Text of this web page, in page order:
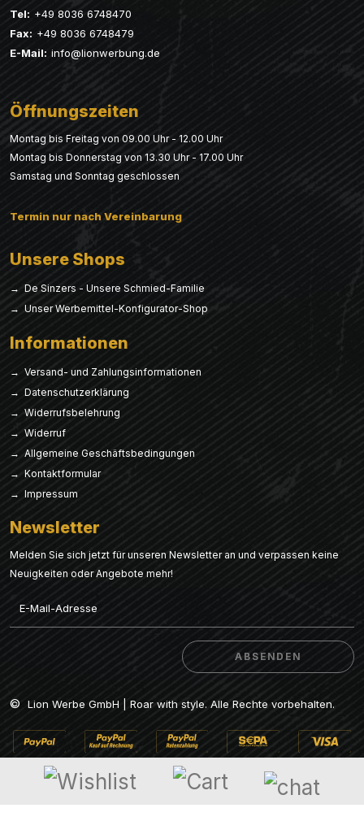
Tel: +49 8036 6748470
Fax: +49 8036 6748479
E-Mail: info@lionwerbung.de
Öffnungszeiten
Montag bis Freitag von 09.00 Uhr - 12.00 Uhr
Montag bis Donnerstag von 13.30 Uhr - 17.00 Uhr
Samstag und Sonntag geschlossen
Termin nur nach Vereinbarung
Unsere Shops
→ De Sinzers - Unsere Schmied-Familie
→ Unser Werbemittel-Konfigurator-Shop
Informationen
→ Versand- und Zahlungsinformationen
→ Datenschutzerklärung
→ Widerrufsbelehrung
→ Widerruf
→ Allgemeine Geschäftsbedingungen
→ Kontaktformular
→ Impressum
Newsletter
Melden Sie sich jetzt für unseren Newsletter an und verpassen keine
Neuigkeiten oder Angebote mehr!
ABSENDEN
ABSENDEN
© Lion Werbe GmbH | Roar with style. Alle Rechte vorbehalten.